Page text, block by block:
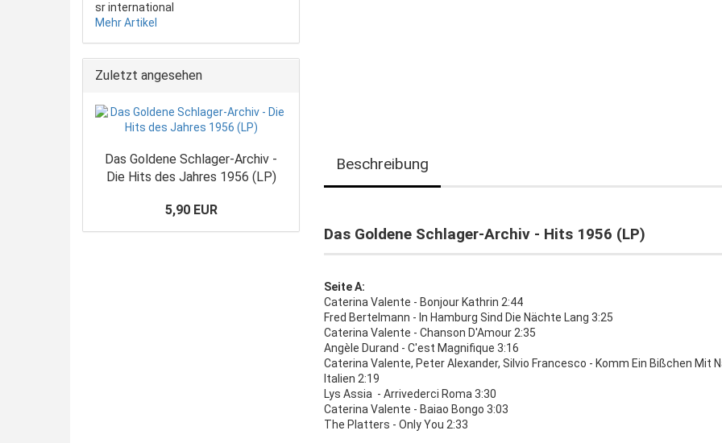
Beschreibung
Das Goldene Schlager-Archiv - Hits 1956 (LP)
Seite A:
Caterina Valente - Bonjour Kathrin 2:44
Fred Bertelmann - In Hamburg Sind Die Nächte Lang 3:25
Caterina Valente - Chanson D'Amour 2:35
Angèle Durand - C'est Magnifique 3:16
Caterina Valente, Peter Alexander, Silvio Francesco - Komm Ein Bißchen Mit
Italien 2:19
Lys Assia - Arrivederci Roma 3:30
Caterina Valente - Baiao Bongo 3:03
The Platters - Only You 2:33
sr international
Mehr Artikel
Zuletzt angesehen
Das Goldene Schlager-Archiv -
Die Hits des Jahres 1956 (LP)
5,90 EUR